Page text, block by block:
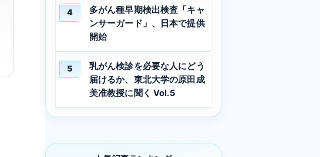
4
多がん種早期検出検査「キャ
ンサーガード」、日本で提供
開始
5
乳がん検診を必要な人にどう
届けるか、東北大学の原田成
美准教授に聞く Vol.5